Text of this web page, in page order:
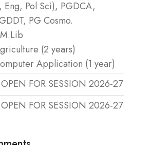
Pol Sci), PGDCA,
PG Cosmo.
(2 years)
Application (1 year)
FOR SESSION 2026-27
FOR SESSION 2026-27